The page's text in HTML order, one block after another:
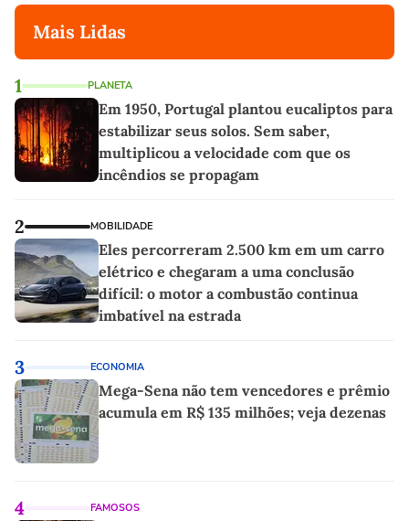
Mais Lidas
1 PLANETA
Em 1950, Portugal plantou eucaliptos para
estabilizar seus solos. Sem saber,
multiplicou a velocidade com que os
incêndios se propagam
2 MOBILIDADE
Eles percorreram 2.500 km em um carro
elétrico e chegaram a uma conclusão
difícil: o motor a combustão continua
imbatível na estrada
3 ECONOMIA
Mega-Sena não tem vencedores e prêmio
acumula em R$ 135 milhões; veja dezenas
4 FAMOSOS